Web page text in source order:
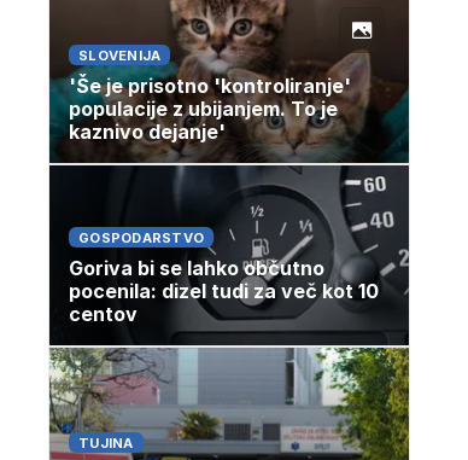
SLOVENIJA
'Še je prisotno 'kontroliranje'
populacije z ubijanjem. To je
kaznivo dejanje'
GOSPODARSTVO
Goriva bi se lahko občutno
pocenila: dizel tudi za več kot 10
centov
TUJINA